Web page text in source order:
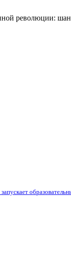
революции: